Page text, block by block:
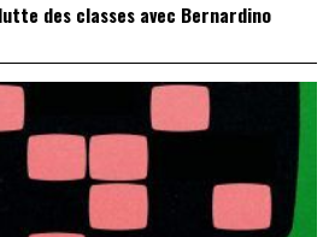
des classes avec Bernardino